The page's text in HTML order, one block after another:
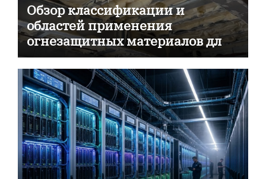
Обзор классификации и
областей применения
огнезащитных материалов для
пассивной противопожарной
защиты